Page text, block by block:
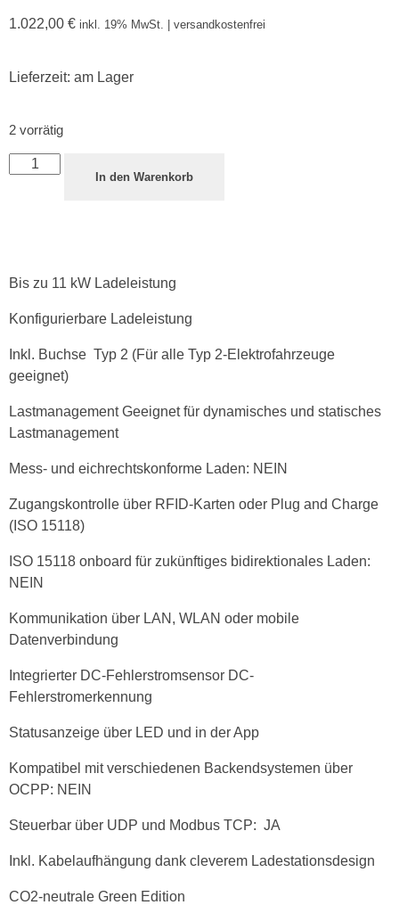
1.022,00 € inkl. 19% MwSt. | versandkostenfrei
Lieferzeit: am Lager
2 vorrätig
In den Warenkorb
Bis zu 11 kW Ladeleistung
Konfigurierbare Ladeleistung
Inkl. Buchse Typ 2 (Für alle Typ 2-Elektrofahrzeuge
geeignet)
Lastmanagement Geeignet für dynamisches und statisches
Lastmanagement
Mess- und eichrechtskonforme Laden: NEIN
Zugangskontrolle über RFID-Karten oder Plug and Charge
(ISO 15118)
ISO 15118 onboard für zukünftiges bidirektionales Laden:
NEIN
Kommunikation über LAN, WLAN oder mobile
Datenverbindung
Integrierter DC-Fehlerstromsensor DC-
Fehlerstromerkennung
Statusanzeige über LED und in der App
Kompatibel mit verschiedenen Backendsystemen über
OCPP: NEIN
Steuerbar über UDP und Modbus TCP: JA
Inkl. Kabelaufhängung dank cleverem Ladestationsdesign
CO2-neutrale Green Edition